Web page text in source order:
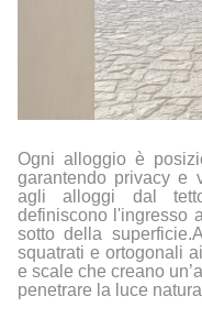
Ogni alloggio è
garantendo privacy e
agli alloggi dal
definiscono l'ingresso
sotto della superficie.
squatrati e ortogonali
e scale che creano
penetrare la luce